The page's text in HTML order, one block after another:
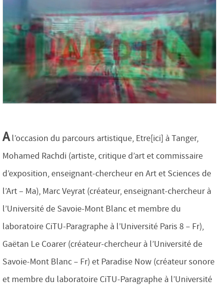
Al’occasion du parcours artistique, Etre[ici] à Tanger,
Mohamed Rachdi (artiste, critique d’art et commissaire
d’exposition, enseignant-chercheur en Art et Sciences de
l’Art – Ma), Marc Veyrat (créateur, enseignant-chercheur à
l’Université de Savoie-Mont Blanc et membre du
laboratoire CiTU-Paragraphe à l’Université Paris 8 – Fr),
Gaëtan Le Coarer (créateur-chercheur à l’Université de
Savoie-Mont Blanc – Fr) et Paradise Now (créateur sonore
et membre du laboratoire CiTU-Paragraphe à l’Université